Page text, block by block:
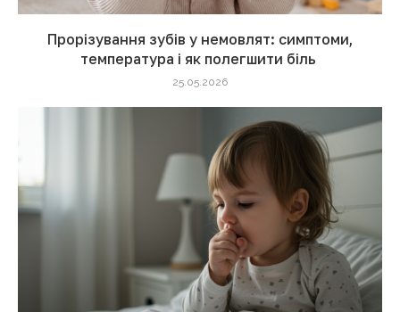
Прорізування зубів у немовлят: симптоми,
температура і як полегшити біль
25.05.2026